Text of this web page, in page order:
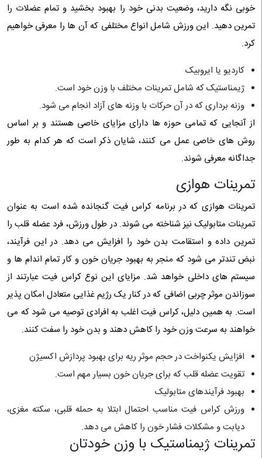
خوبی نگه دارید، وضعیت بدنی خود را بهبود بخشید و تمام عضلات را
تمرین دهید. این ورزش شامل انواع مختلفی که آن ها را معرفی خواهیم
کرد.
کاردیو یا ایروبیک
ژیمناستیک که شامل تمرینات مختلف با وزن خود است.
وزنه برداری که در آن حرکات با وزنه های آزاد انجام می شود.
از آنجایی که تمامی حوزه ها دارای مزایای خاصی هستند و بر اساس
روش های خاصی عمل می کنند، شایان ذکر است که هر کدام به طور
جداگانه معرفی شوند.
تمرینات هوازی
تمرینات هوازی که در برنامه کراس فیت گنجانده شده است به عنوان
تمرینات متابولیک نیز شناخته می شوند. در طول ورزش، فرد عضله قلب را
تمرین داده و استقامت بدن خود را افزایش می دهد. در این فرآیند،
نبض تندتر می شود که منجر به بهبود جریان خون و کار تمام اندام ها و
سیستم های داخلی خواهد شد. مزایای این نوع کراس فیت عبارتند از
سوزاندن موثر چربی اضافی که در کنار یک رژیم غذایی متعادل امکان پذیر
است. به همین دلیل، کراس فیت اغلب به افرادی توصیه می شود که می
خواهند به سرعت وزن خود را کاهش دهند و بدن خود را سفت کنند.
افزایش یکنواخت در حجم موثر ریه برای بهبود پردازش اکسیژن
تقویت عضله قلب که برای جریان خون بسیار مهم است.
بهبود فرآیندهای متابولیک
ورزش کراس فیت مناسب احتمال ابتلا به حمله قلبی، سکته مغزی،
دیابت و مشکلات فشار خون را کاهش می دهد.
تمرینات ژیمناستیک با وزن خودتان